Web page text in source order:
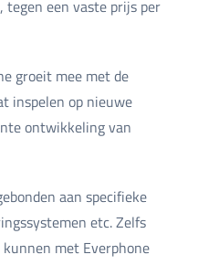
tegen een vaste prijs per
groeit mee met de
inspelen op nieuwe
ontwikkeling van
aan specifieke
etc. Zelfs
met Everphone